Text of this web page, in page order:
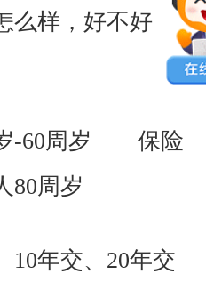
么样，好不好
岁-60周岁 保险
80周岁
10年交、20年交